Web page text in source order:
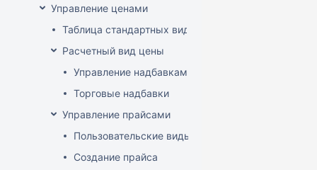
Управление ценами
Таблица стандартных видов цен
Расчетный вид цены
Управление надбавками
Торговые надбавки
Управление прайсами
Пользовательские виды цен
Создание прайса